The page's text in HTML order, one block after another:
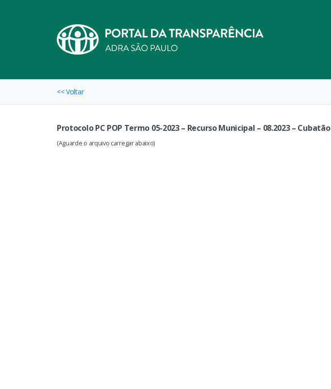
<< Voltar
Protocolo PC POP Termo 05-2023 – Recurso Municipal – 08.2023 – Cubatão
(Aguarde o arquivo carregar abaixo)